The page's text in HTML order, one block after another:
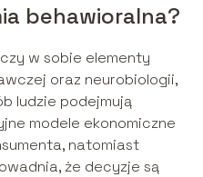
behawioralna?
w sobie elementy
oraz neurobiologii,
ludzie podejmują
modele ekonomiczne
natomiast
że decyzje są